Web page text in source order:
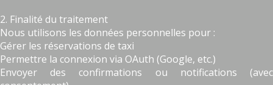
2. Finalité du traitement
Nous utilisons les données personnelles pour :
Gérer les réservations de taxi
Permettre la connexion via OAuth (Google, etc.)
Envoyer des confirmations ou notifications (avec